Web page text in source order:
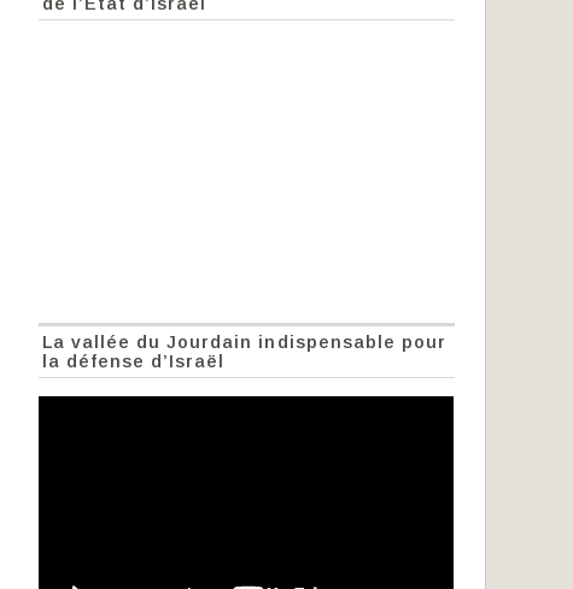
La vallée du Jourdain indispensable pour
la défense d’Israël